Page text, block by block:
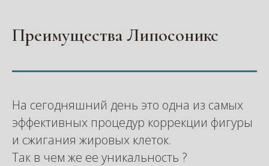
Преимущества Липосоникс
На сегодняшний день это одна из самых
эффективных процедур коррекции фигуры
и сжигания жировых клеток.
Так в чем же ее уникальность ?